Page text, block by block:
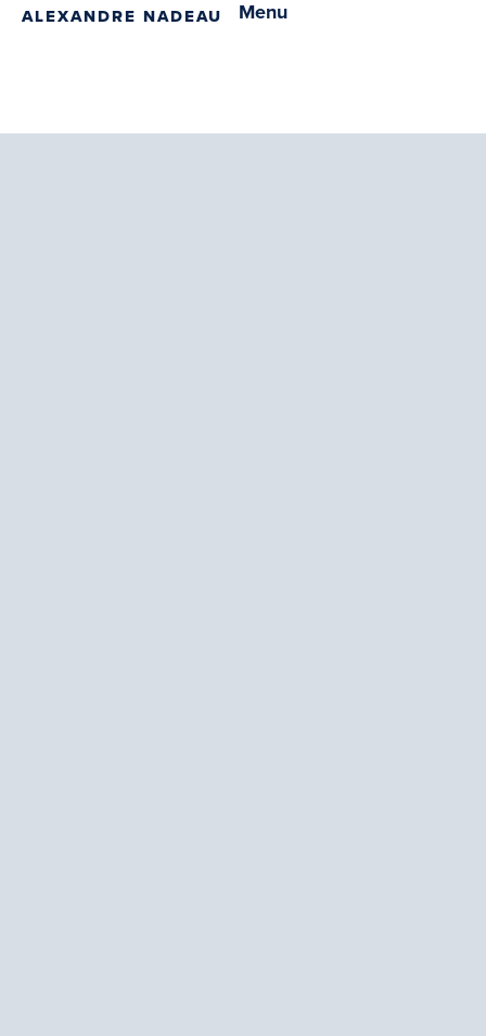
ALEXANDRE NADEAU Menu